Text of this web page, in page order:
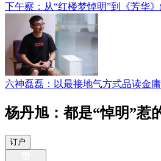
下午察：从“红楼梦悼明”到《芳华
六神磊磊：以最接地气方式品读金庸
杨丹旭：都是“悼明”惹
订户